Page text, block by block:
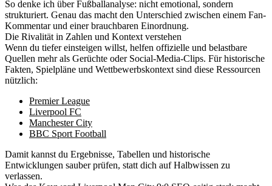
So denke ich über Fußballanalyse: nicht emotional, sondern
strukturiert. Genau das macht den Unterschied zwischen einem Fan-
Kommentar und einer brauchbaren Einordnung.
Die Rivalität in Zahlen und Kontext verstehen
Wenn du tiefer einsteigen willst, helfen offizielle und belastbare
Quellen mehr als Gerüchte oder Social-Media-Clips. Für historische
Fakten, Spielpläne und Wettbewerbskontext sind diese Ressourcen
nützlich:
Premier League
Liverpool FC
Manchester City
BBC Sport Football
Damit kannst du Ergebnisse, Tabellen und historische
Entwicklungen sauber prüfen, statt dich auf Halbwissen zu
verlassen.